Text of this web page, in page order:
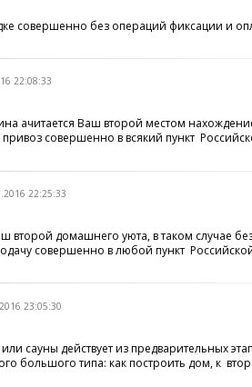
совершенно без операций фиксации и
22:08:33
ачитается Ваш второй местом
совершенно в всякий пункт
22:25:33
домашнего уюта, в таком случае
совершенно в любой пункт
23:05:30
сауны действует из предварительных
большого типа: как построить дом, к